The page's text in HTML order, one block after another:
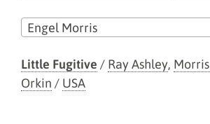
Engel Morris
Little Fugitive / Ray Ashley,
Orkin / USA